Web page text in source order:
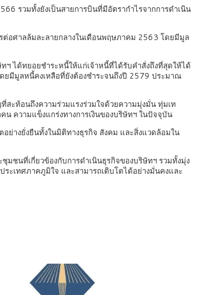
รวมทั้งยังเป็นสายการบินที่มีอัตรากำไรจากการดำเนิน
อศาลล้มละลายกลางในเดือนพฤษภาคม 2563 โดยมีมูล
ได้ทยอยชำระหนี้ให้แก่เจ้าหนี้ที่ได้รับคำสั่งถึงที่สุดให้ได้
มีมูลหนี้คงเหลือที่ยังต้องชำระจนถึงปี 2579 ประมาณ
สะท้อนถึงความร่วมแรงร่วมใจด้วยความมุ่งมั่น ทุ่มเท
ความแข็งแกร่งทางการเงินของบริษัทฯ ในปัจจุบัน
ย่างยั่งยืนทั้งในมิติทางธุรกิจ สังคม และสิ่งแวดล้อมใน
ชนที่เกี่ยวข้องกับการดำเนินธุรกิจของบริษัทฯ รวมทั้งมุ่ง
ะเทศภาคภูมิใจ และสามารถเติบโตได้อย่างมั่นคงและ